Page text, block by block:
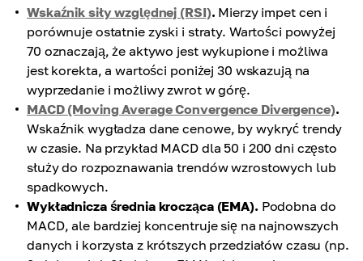
Wskaźnik siły względnej (RSI). Mierzy impet cen i
porównuje ostatnie zyski i straty. Wartości powyżej
70 oznaczają, że aktywo jest wykupione i możliwa
jest korekta, a wartości poniżej 30 wskazują na
wyprzedanie i możliwy zwrot w górę.
MACD (Moving Average Convergence Divergence).
Wskaźnik wygładza dane cenowe, by wykryć trendy
w czasie. Na przykład MACD dla 50 i 200 dni często
służy do rozpoznawania trendów wzrostowych lub
spadkowych.
Wykładnicza średnia krocząca (EMA). Podobna do
MACD, ale bardziej koncentruje się na najnowszych
danych i korzysta z krótszych przedziałów czasu (np.